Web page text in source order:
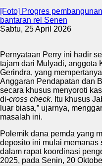
[Foto] Progres
bantaran rel Senen
Sabtu, 25 April 2026
Pernyataan Perry ini hadir
tajam dari Mulyadi, anggota
Gerindra, yang
Anggaran Pendapatan dan
secara khusus menyoroti
di-cross check. Itu khusus
luar biasa,” ujarnya,
masalah ini.
Polemik dana pemda yang
deposito ini mulai
dalam rapat koordinasi
2025, pada Senin, 20